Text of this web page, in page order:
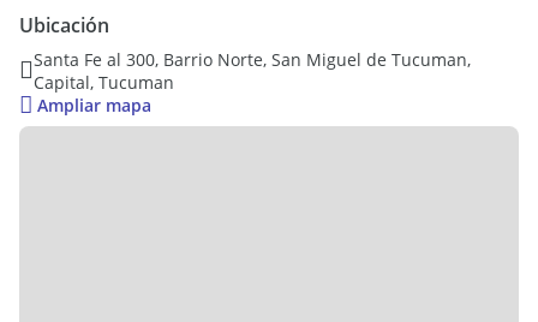
comodidad y privacidad para toda la familia o visitas, y
reforzando su carácter premium. También cuenta con
cochera.
Apta crédito hipotecario. Escritura y documentación en regla.
Ubicación
Santa Fe al 300, Barrio Norte, San Miguel de Tucuman,
Capital, Tucuman
Ampliar mapa